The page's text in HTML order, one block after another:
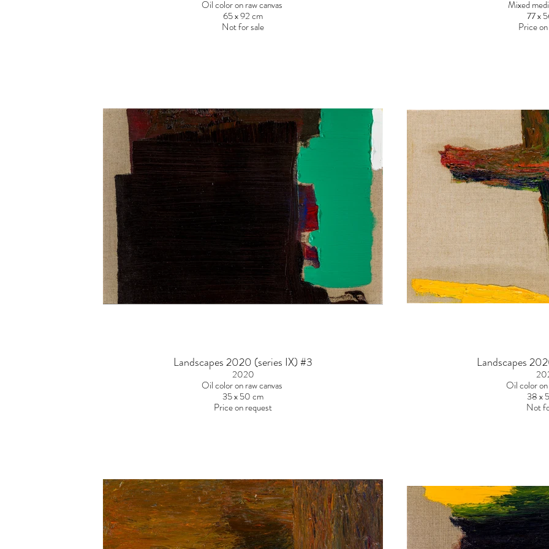
Oil color on raw canvas
65 x 92 cm
Not for sale
Mixed
77 x
Price
Landscapes 2020 (series IX) #3
2020
Oil color on raw canvas
35 x 50 cm
Price on request
Landscapes
Oil color on
38 x
Not